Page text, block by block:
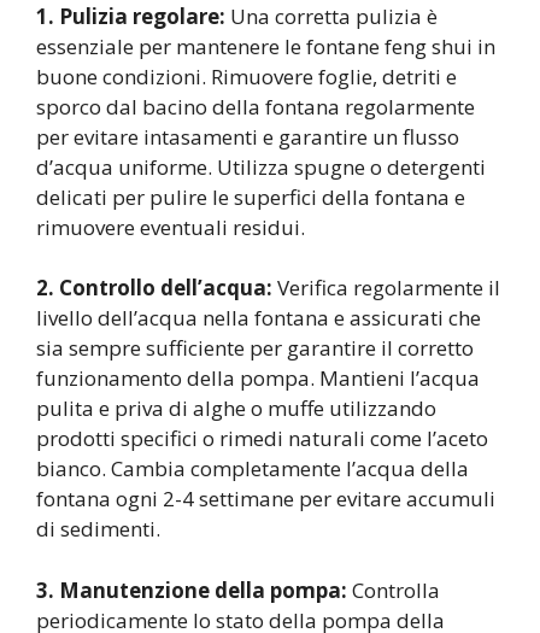
1. Pulizia regolare: Una corretta pulizia è
essenziale per mantenere le fontane feng shui in
buone condizioni. Rimuovere foglie, detriti e
sporco dal bacino della fontana regolarmente
per evitare intasamenti e garantire un flusso
d’acqua uniforme. Utilizza spugne o detergenti
delicati per pulire le superfici della fontana e
rimuovere eventuali residui.
2. Controllo dell’acqua: Verifica regolarmente il
livello dell’acqua nella fontana e assicurati che
sia sempre sufficiente per garantire il corretto
funzionamento della pompa. Mantieni l’acqua
pulita e priva di alghe o muffe utilizzando
prodotti specifici o rimedi naturali come l’aceto
bianco. Cambia completamente l’acqua della
fontana ogni 2-4 settimane per evitare accumuli
di sedimenti.
3. Manutenzione della pompa: Controlla
periodicamente lo stato della pompa della